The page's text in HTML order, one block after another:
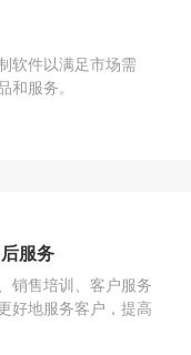
软件以满足市场需
服务。
服务
销售培训、客户服务
好地服务客户，提高